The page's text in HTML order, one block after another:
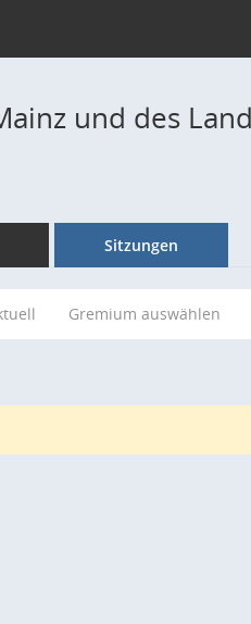
und des
Sitzungen
Gremium auswählen